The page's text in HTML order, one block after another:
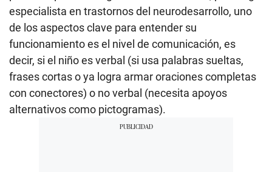
especialista en trastornos del neurodesarrollo, uno
de los aspectos clave para entender su
funcionamiento es el nivel de comunicación, es
decir, si el niño es verbal (si usa palabras sueltas,
frases cortas o ya logra armar oraciones completas
con conectores) o no verbal (necesita apoyos
alternativos como pictogramas).